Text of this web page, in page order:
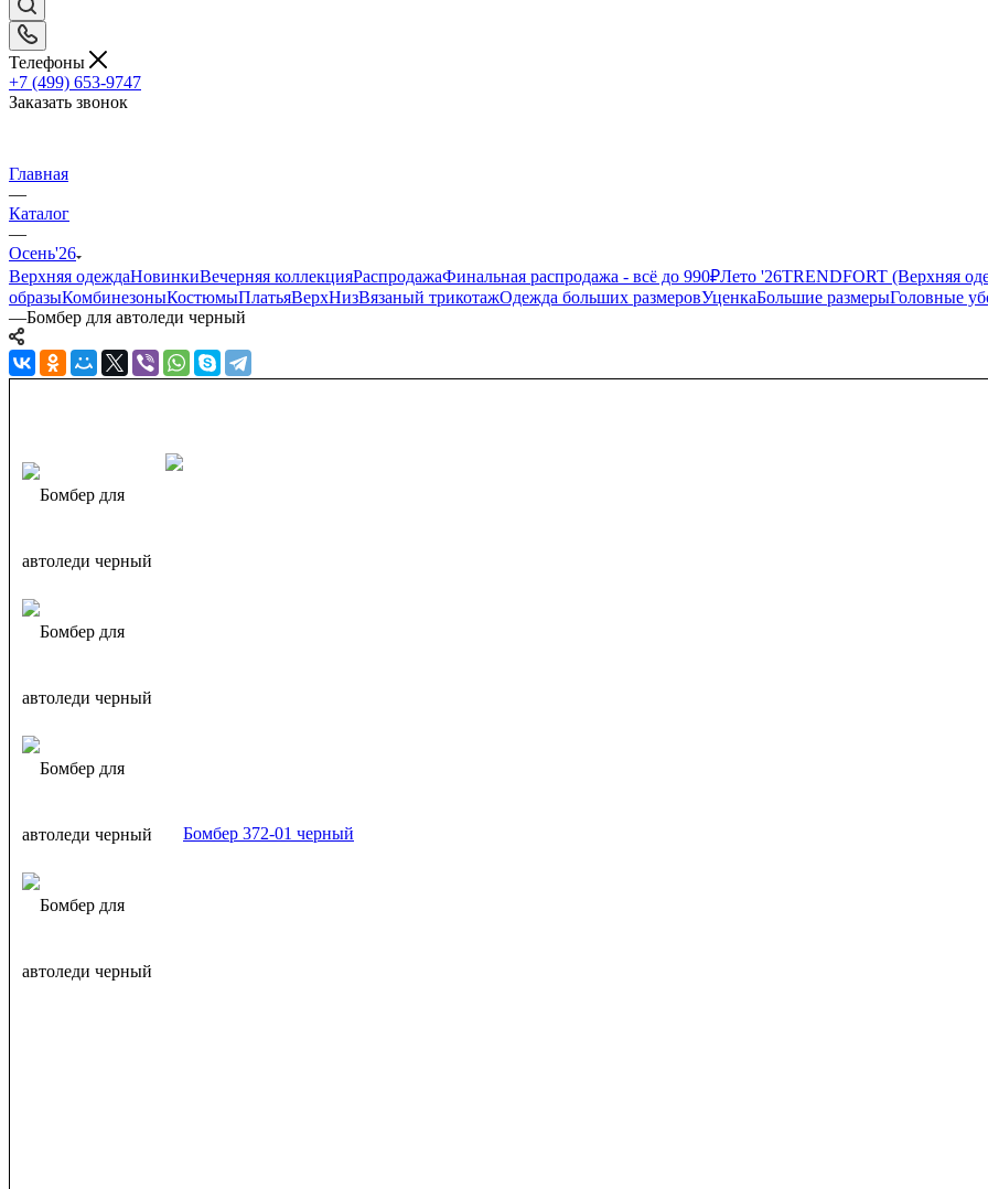
Телефоны
+7 (499) 653-9747
Заказать звонок
Главная
—
Каталог
—
Осень'26
Верхняя одеждаНовинкиВечерняя коллекцияРаспродажаФинальная распродажа - всё до 990₽Лето '26TRENDFORT (Верхняя
образыКомбинезоныКостюмыПлатьяВерхНизВязаный трикотажОдежда больших размеровУценкаБольшие размерыГоловные
—Бомбер для автоледи черный